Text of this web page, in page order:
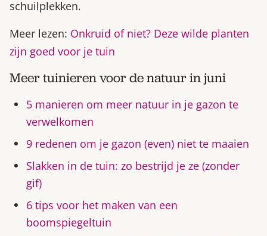
schuilplekken.
Meer lezen: Onkruid of niet? Deze wilde planten
zijn goed voor je tuin
Meer tuinieren voor de natuur in juni
5 manieren om meer natuur in je gazon te
verwelkomen
9 redenen om je gazon (even) niet te maaien
Slakken in de tuin: zo bestrijd je ze (zonder
gif)
6 tips voor het maken van een
boomspiegeltuin